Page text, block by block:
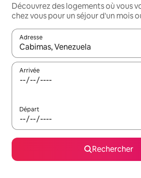
Découvrez des logements où vous
chez vous pour un séjour d'un mois
Adresse
Lorsque les résultats s'affichent,
Arrivée
Départ
Rechercher